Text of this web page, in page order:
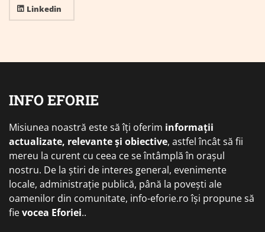
Linkedin
INFO EFORIE
Misiunea noastră este să îți oferim informații
actualizate, relevante și obiective, astfel încât să fii
mereu la curent cu ceea ce se întâmplă în orașul
nostru. De la știri de interes general, evenimente
locale, administrație publică, până la povești ale
oamenilor din comunitate, info-eforie.ro își propune să
fievocea Eforiei..